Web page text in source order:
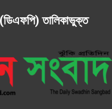
(ডিএফপি) তালিকাভুক্ত